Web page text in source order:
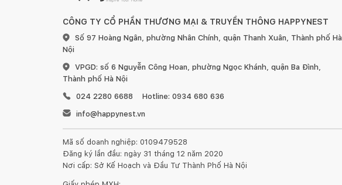
CÔNG TY CỔ PHẦN THƯƠNG MẠI & TRUYỀN THÔNG HAPPYNEST
Số 97 Hoàng Ngân, phường Nhân Chính, quận Thanh Xuân, Thành phố Hà
Nội
VPGD: số 6 Nguyễn Công Hoan, phường Ngọc Khánh, quận Ba Đình,
Thành phố Hà Nội
024 2280 6688
Hotline: 0934 680 636
info@happynest.vn
Mã số doanh nghiệp: 0109479528
Đăng ký lần đầu: ngày 31 tháng 12 năm 2020
Nơi cấp: Sở Kế Hoạch và Đầu Tư Thành Phố Hà Nội